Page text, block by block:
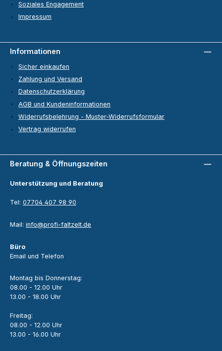
Beratung & Öffnungszeiten
Unterstützung und Beratung
Tel: 07704 407 98 90
Mail: info@profi-faltzelt.de
Büro
Email und Telefon
Montag bis Donnerstag:
08.00 - 12.00 Uhr
13.00 - 18.00 Uhr
Freitag:
08.00 - 12.00 Uhr
13.00 - 16.00 Uhr
Soziales Engagement
Impressum
Informationen
Sicher einkaufen
Zahlung und Versand
Datenschutzerklärung
AGB und Kundeninformationen
Widerrufsbelehrung - Muster-Widerrufsformular
Vertrag widerrufen